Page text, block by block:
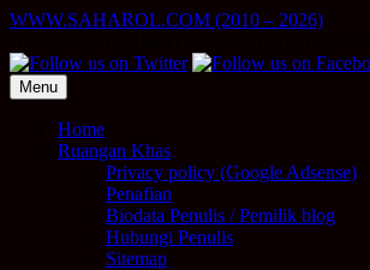
Skip
content
WWW.SAHAROL.COM (2010 – 2026)
Menu
Home
Ruangan Khas
Privacy policy (Google Adsense)
Penafian
Biodata Penulis / Pemilik blog
Hubungi Penulis
Sitemap